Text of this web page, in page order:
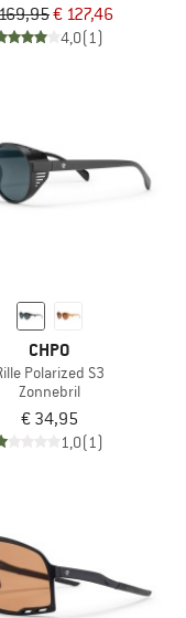
€ 127,46
4,0(1)
CHPO
Polarized S3
Zonnebril
€ 34,95
1,0(1)